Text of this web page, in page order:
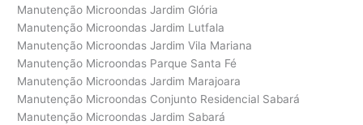
Manutenção Microondas Jardim Glória
Manutenção Microondas Jardim Lutfala
Manutenção Microondas Jardim Vila Mariana
Manutenção Microondas Parque Santa Fé
Manutenção Microondas Jardim Marajoara
Manutenção Microondas Conjunto Residencial Sabará
Manutenção Microondas Jardim Sabará